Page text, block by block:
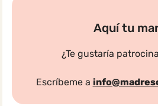
Aquí tu
¿Te gustaría
Escríbeme a